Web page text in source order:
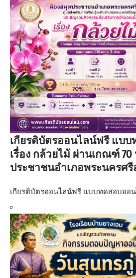
เกียรติบัตรออนไลน์ฟรี แบ
เรื่อง กล้วยไม้ ผ่านเกณฑ์
ประชาชนอำเภอพระนครศรี
เกียรติบัตรออนไลน์ฟรี แบบทดสอบออน